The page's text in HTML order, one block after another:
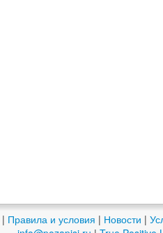
| Правила и условия | Новости |